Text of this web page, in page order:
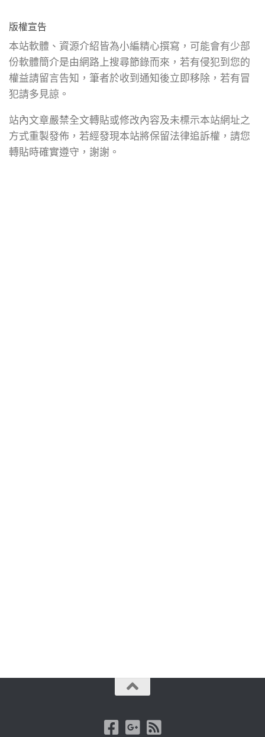
版權宣告
本站軟體、資源介紹皆為小編精心撰寫，可能會有少部
份軟體簡介是由網路上搜尋節錄而來，若有侵犯到您的
權益請留言告知，筆者於收到通知後立即移除，若有冒
犯請多見諒。
站內文章嚴禁全文轉貼或修改內容及未標示本站網址之
方式重製發佈，若經發現本站將保留法律追訴權，請您
轉貼時確實遵守，謝謝。